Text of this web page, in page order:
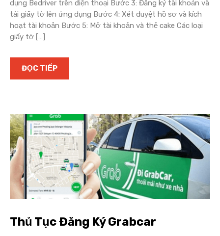
dụng Bedriver trên điện thoại Bước 3: Đăng ký tài khoản và
tải giấy tờ lên ứng dụng Bước 4: Xét duyệt hồ sơ và kích
hoạt tài khoản Bước 5: Mở tài khoản và thẻ cake Các loại
giấy tờ […]
ĐỌC TIẾP
Thủ Tục Đăng Ký Grabcar